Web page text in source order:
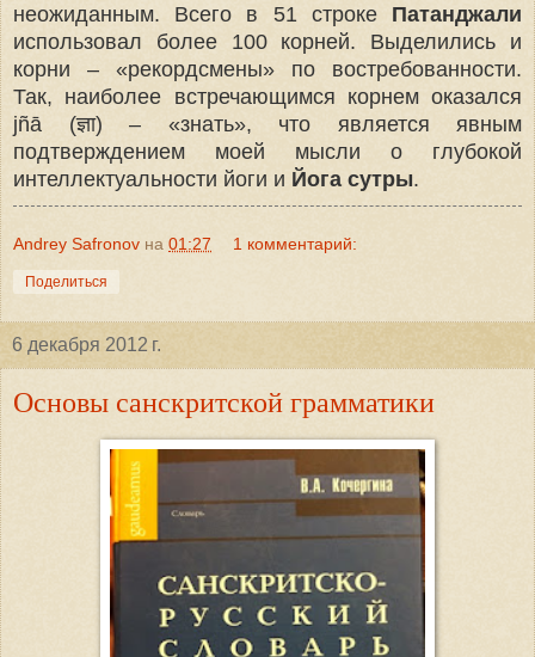
неожиданным. Всего в 51 строке Патанджали
использовал более 100 корней. Выделились и
корни – «рекордсмены» по востребованности.
Так, наиболее встречающимся корнем оказался
jñā (ज्ञा) – «знать», что является явным
подтверждением моей мысли о глубокой
интеллектуальности йоги и Йога сутры.
Andrey Safronov на 01:27 1 комментарий:
Поделиться
6 декабря 2012 г.
Основы санскритской грамматики